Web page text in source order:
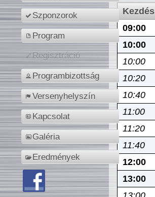
Szponzorok
Program
Regisztráció
Programbizottság
Versenyhelyszín
Kapcsolat
Galéria
Eredmények
Kezdés
09:00
10:00
10:00
10:20
10:40
11:00
11:20
11:40
12:00
13:00